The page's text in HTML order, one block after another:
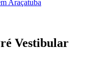
Araçatuba
Vestibular